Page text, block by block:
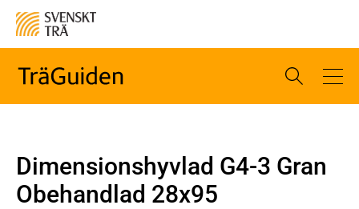
Dimensionshyvlad G4-3 Gran
Obehandlad 28x95